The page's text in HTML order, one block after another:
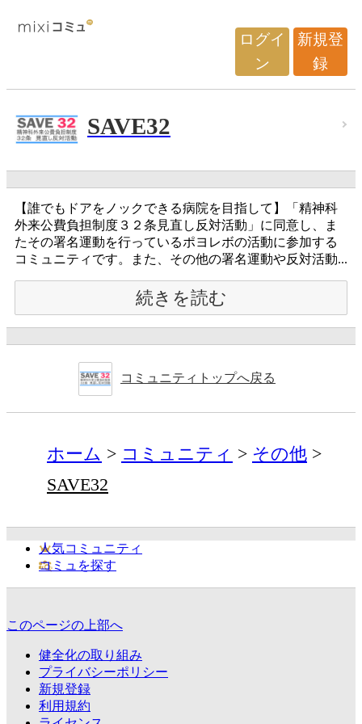
ログイ
ン
新規登
録
SAVE32
【誰でもドアをノックできる病院を目指して】「精神科
外来公費負担制度３２条見直し反対活動」に同意し、ま
たその署名運動を行っているポヨレボの活動に参加する
コミュニティです。また、その他の署名運動や反対活動...
続きを読む
コミュニティトップへ戻る
ホーム コミュニティ
その他
SAVE32
人気コミュニティ
コミュを探す
このページの上部へ
健全化の取り組み
プライバシーポリシー
新規登録
利用規約